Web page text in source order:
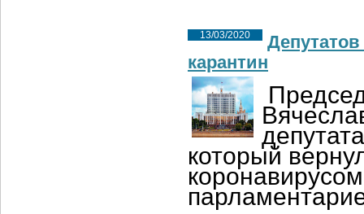
13/03/2020
карантин
который